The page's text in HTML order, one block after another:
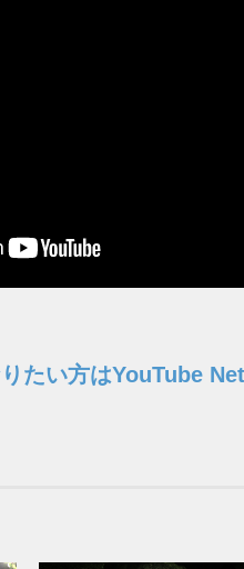
たい方はYouTube